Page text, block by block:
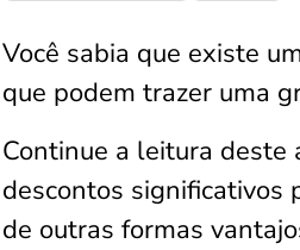
Você sabia que existe
que podem trazer uma
Continue a leitura deste
descontos significativos
de outras formas